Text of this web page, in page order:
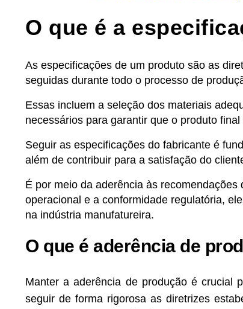
O que é a
As especificações de um produto são as
seguidas durante todo o processo de
Essas incluem a seleção dos materiais
necessários para garantir que o produto
Seguir as especificações do fabricante é
além de contribuir para a satisfação do
É por meio da aderência às
operacional e a conformidade regulatória,
na indústria manufatureira.
O que é aderência de
Manter a aderência de produção é crucial
seguir de forma rigorosa as diretrizes